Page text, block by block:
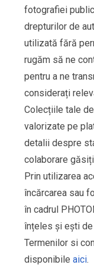
fotografiei
drepturilor de
utilizată fără
rugăm să ne
pentru a ne
considerați
Colecțiile tale
valorizate pe
detalii despre
colaborare găsiți
Prin utilizarea
încărcarea sau
în cadrul
înțeles și ești
Termenilor si
disponibile aici.